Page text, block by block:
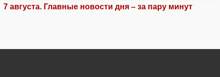
7 августа. Главные новости дня – за пару минут